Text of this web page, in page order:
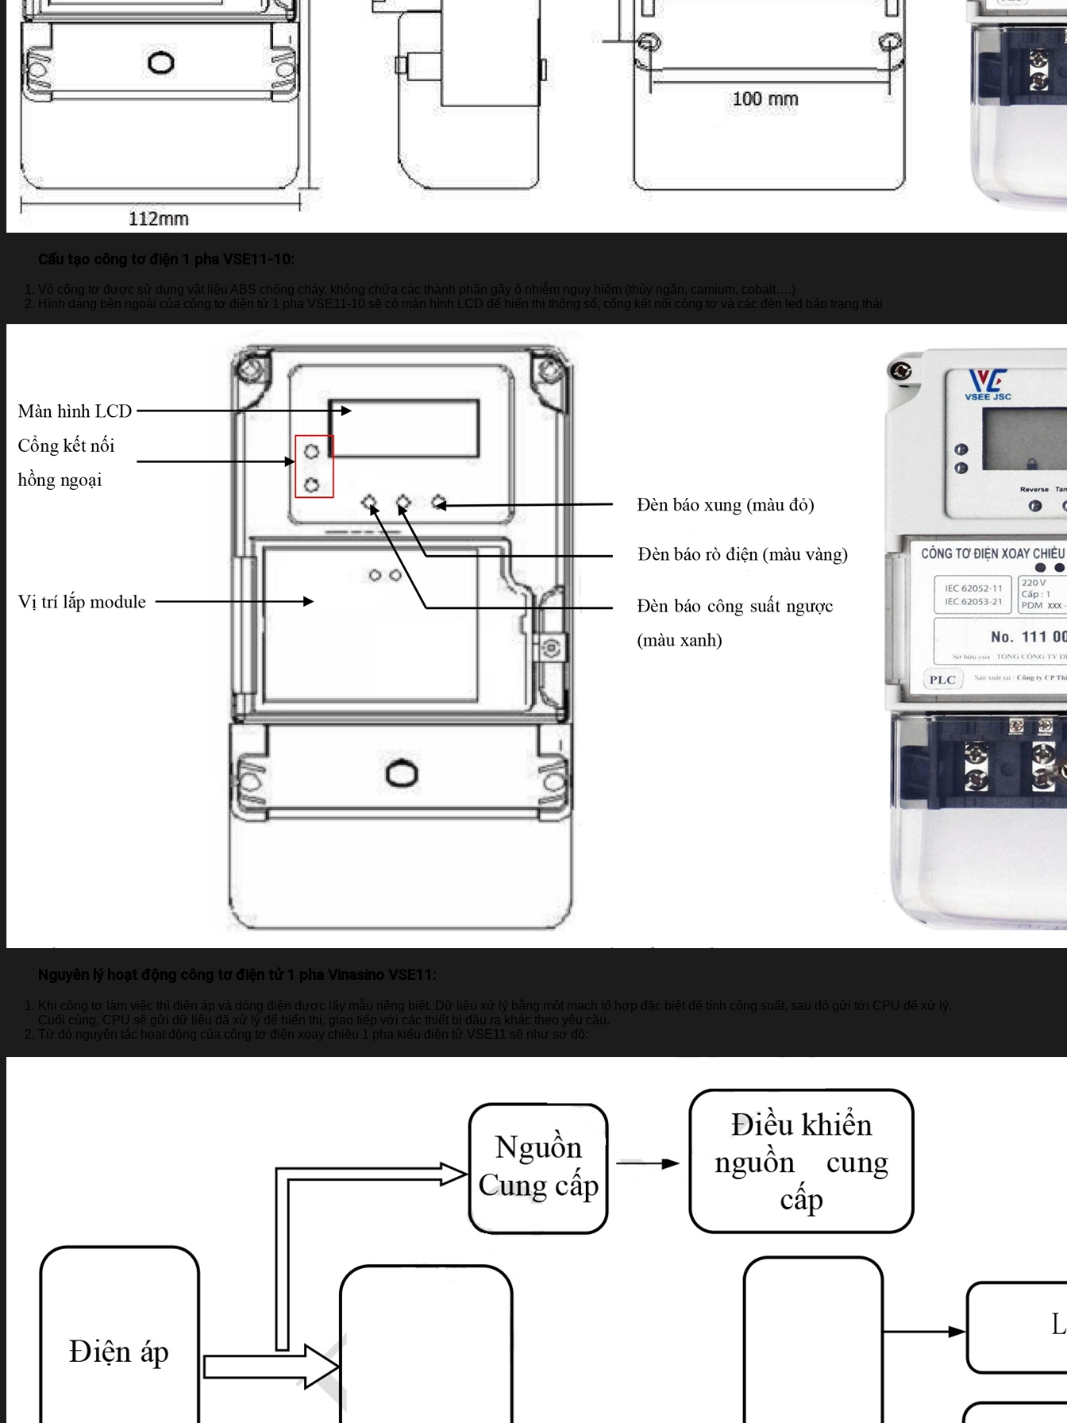
Cấu tạo công tơ điện 1 pha VSE11-10:
Vỏ công tơ được sử dụng vật liệu ABS chống cháy, không chứa các thành phần gây ô nhiễm nguy hiểm (thủy ngân, camium, cobalt….)
Hình dáng bên ngoài của công tơ điện tử 1 pha VSE11-10 sẽ có màn hình LCD để hiển thị thông số, cổng kết nối công tơ và các đèn led báo trạng thái
Nguyên lý hoạt động công tơ điện tử 1 pha Vinasino VSE11:
Khi công tơ làm việc thì điện áp và dòng điện được lấy mẫu riêng biệt. Dữ liệu xử lý bằng một mạch tổ hợp đặc biệt để tính công suất, sau đó gửi tới CPU để xử lý.
Cuối cùng, CPU sẽ gửi dữ liệu đã xử lý để hiển thị, giao tiếp với các thiết bị đầu ra khác theo yêu cầu.
Từ đó nguyên tắc hoạt động của công tơ điện xoay chiều 1 pha kiểu điện tử VSE11 sẽ như sơ đồ: